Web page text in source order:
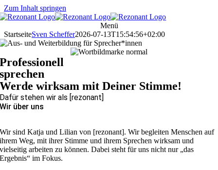
Zum Inhalt springen
Menü
StartseiteSven Scheffer2026-07-13T15:54:56+02:00
Professionell
sprechen
Werde wirksam mit Deiner Stimme!
Dafür stehen wir als [rezonant]
Wir über uns
Wir sind Katja und Lilian von [rezonant]. Wir begleiten Menschen auf
ihrem Weg, mit ihrer Stimme und ihrem Sprechen wirksam und
vielseitig arbeiten zu können. Dabei steht für uns nicht nur „das
Ergebnis“ im Fokus.